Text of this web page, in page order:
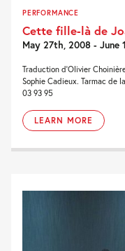
PERFORMANCE
Cette fille-là de
May 27th, 2008 - June
Traduction d'Olivier
Sophie Cadieux. Tarmac de
03 93 95
LEARN MORE